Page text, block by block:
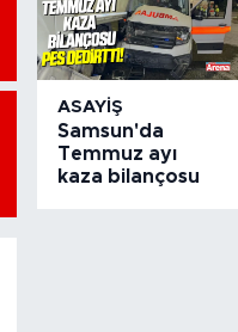
ASAYIŞ
Samsun'da
Temmuz ayı
kaza bilançosu